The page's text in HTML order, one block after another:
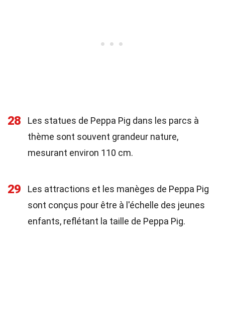
28
Les statues de Peppa Pig dans les parcs à
thème sont souvent grandeur nature,
mesurant environ 110 cm.
29
Les attractions et les manèges de Peppa Pig
sont conçus pour être à l'échelle des jeunes
enfants, reflétant la taille de Peppa Pig.